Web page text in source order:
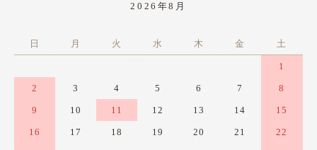
2026年8月
日 月 火 水 木 金 土
1
2 3 4 5 6 7 8
9 10 11 12 13 14 15
16 17 18 19 20 21 22